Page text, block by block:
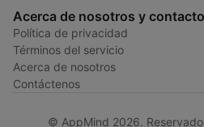
Acerca de nosotros y
Política de privacidad
Términos del servicio
Acerca de nosotros
Contáctenos
© AppMind 2026.